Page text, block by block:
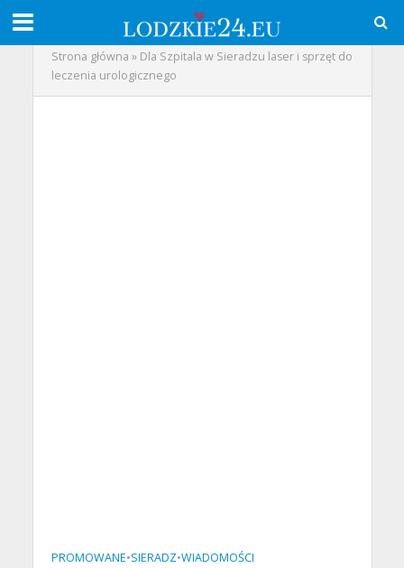
Strona główna » Dla Szpitala w Sieradzu laser i sprzęt do
leczenia urologicznego
PROMOWANE•SIERADZ•WIADOMOŚCI